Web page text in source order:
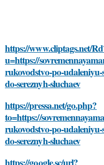
https://www.cliptags.net/
u=https://
rukovodstvo-po-
do-sereznyh-sluchaev
https://pressa.net/go.php?
to=https://
rukovodstvo-po-
do-sereznyh-sluchaev